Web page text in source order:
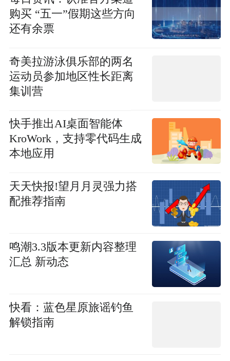
购买 “五一”假期这些方向
还有余票
奇美拉游泳俱乐部的两名
运动员参加地区性长距离
集训营
快手推出AI桌面智能体
KroWork，支持零代码生成
本地应用
天天快报!望月月灵强力搭
配推荐指南
鸣潮3.3版本更新内容整理
汇总 新动态
快看：蓝色星原旅谣钓鱼
解锁指南